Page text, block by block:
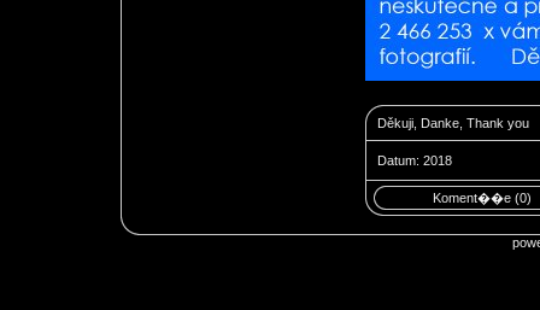
Děkuji, Danke, Thank you
Datum: 2018
Koment��e (0)